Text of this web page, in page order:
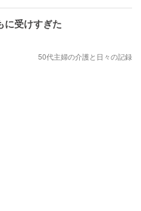
に受けすぎた
50代主婦の介護と日々の記録